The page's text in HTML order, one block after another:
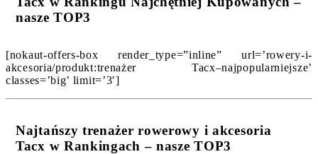
nasze TOP3
[nokaut-offers-box render_type=”inline” url=’rowery-i-
akcesoria/produkt:trenażer Tacx–najpopularniejsze’
classes=’big’ limit=’3′]
Najtańszy trenażer rowerowy i akcesoria
Tacx w Rankingach – nasze TOP3